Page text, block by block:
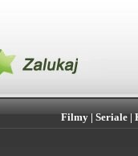
Filmy| Seriale|